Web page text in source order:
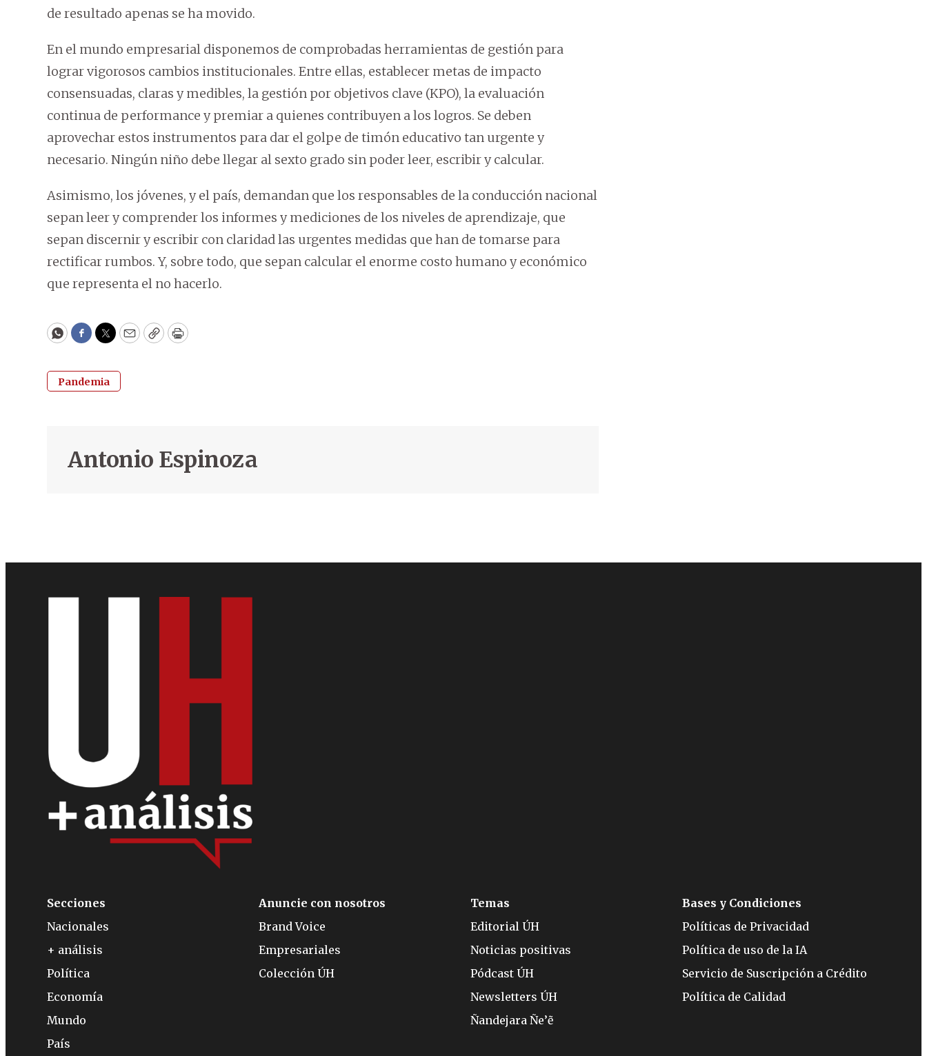
de resultado apenas se ha movido.
En el mundo empresarial disponemos de comprobadas herramientas de gestión para
lograr vigorosos cambios institucionales. Entre ellas, establecer metas de impacto
consensuadas, claras y medibles, la gestión por objetivos clave (KPO), la evaluación
continua de performance y premiar a quienes contribuyen a los logros. Se deben
aprovechar estos instrumentos para dar el golpe de timón educativo tan urgente y
necesario. Ningún niño debe llegar al sexto grado sin poder leer, escribir y calcular.
Asimismo, los jóvenes, y el país, demandan que los responsables de la conducción nacional
sepan leer y comprender los informes y mediciones de los niveles de aprendizaje, que
sepan discernir y escribir con claridad las urgentes medidas que han de tomarse para
rectificar rumbos. Y, sobre todo, que sepan calcular el enorme costo humano y económico
que representa el no hacerlo.
WhatsApp
Facebook
Twitter
EmailCopyPrint
Pandemia
Antonio Espinoza
Secciones
Nacionales
+ análisis
Política
Economía
Mundo
País
Anuncie con nosotros
Brand Voice
Empresariales
Colección ÚH
Temas
Editorial ÚH
Noticias positivas
Pódcast ÚH
Newsletters ÚH
Ñandejara Ñe’ẽ
Bases y Condiciones
Políticas de Privacidad
Política de uso de la IA
Servicio de Suscripción a Crédito
Política de Calidad